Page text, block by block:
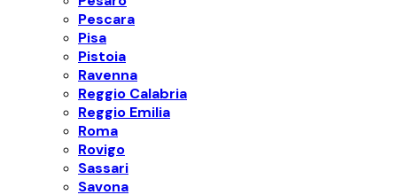
Pescara
Pisa
Pistoia
Ravenna
Reggio Calabria
Reggio Emilia
Roma
Rovigo
Sassari
Savona